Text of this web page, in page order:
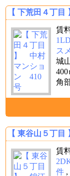
【 下荒田４丁
賃
ス
城
400
角
【 東谷山５丁
賃
件 ,